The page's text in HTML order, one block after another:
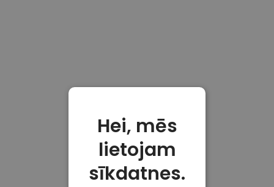
Hei, mēs
lietojam
sīkdatnes.